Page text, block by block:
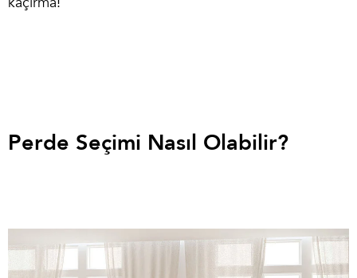
Perde Seçimi Nasıl Olabilir?